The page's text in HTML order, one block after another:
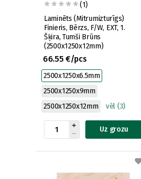
(1)
Laminēts (Mitrumizturīgs)
Finieris, Bērzs, F/W, EXT, 1.
Šķira, Tumši Brūns
(2500x1250x12mm)
66.55 €/pcs
2500x1250x6.5mm
2500x1250x9mm
2500x1250x12mm
vēl (3)
Uz grozu